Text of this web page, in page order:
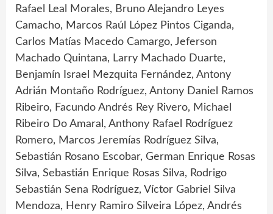
Rafael Leal Morales, Bruno Alejandro Leyes
Camacho, Marcos Raúl López Pintos Ciganda,
Carlos Matías Macedo Camargo, Jeferson
Machado Quintana, Larry Machado Duarte,
Benjamín Israel Mezquita Fernández, Antony
Adrián Montaño Rodríguez, Antony Daniel Ramos
Ribeiro, Facundo Andrés Rey Rivero, Michael
Ribeiro Do Amaral, Anthony Rafael Rodríguez
Romero, Marcos Jeremías Rodríguez Silva,
Sebastián Rosano Escobar, German Enrique Rosas
Silva, Sebastián Enrique Rosas Silva, Rodrigo
Sebastián Sena Rodríguez, Víctor Gabriel Silva
Mendoza, Henry Ramiro Silveira López, Andrés